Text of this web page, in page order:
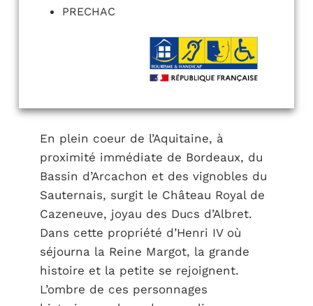
PRECHAC
En plein coeur de l’Aquitaine, à
proximité immédiate de Bordeaux, du
Bassin d’Arcachon et des vignobles du
Sauternais, surgit le Château Royal de
Cazeneuve, joyau des Ducs d’Albret.
Dans cette propriété d’Henri IV où
séjourna la Reine Margot, la grande
histoire et la petite se rejoignent.
L’ombre de ces personnages